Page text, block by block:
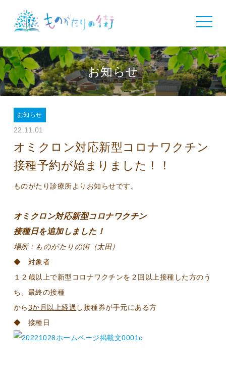
toggle
お知らせ
お知らせ
22.11.01
オミクロン対応新型コロナワクチン
接種予約が始まりました！！
ものがたり診療所よりお知らせです。
オミクロン対応新型コロナワクチン
接種日を追加しました！
場所：ものがたりの街（太田）
◆ 対象者
１２歳以上で新型コロナワクチンを２回以上接種した方のう
ち、最終の接種
から3か月以上経過 し接種券が手元にある方
◆ 接種日